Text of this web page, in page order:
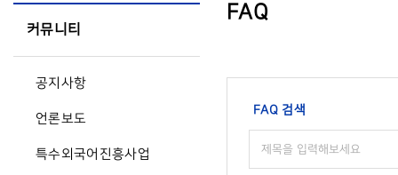
커뮤니티
공지사항
언론보도
특수외국어진흥사업
FAQ
FAQ 검색